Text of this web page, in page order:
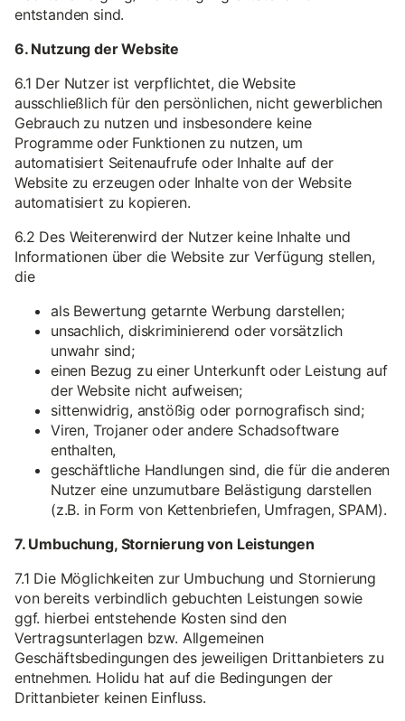
entstanden sind.
6. Nutzung der Website
6.1 Der Nutzer ist verpflichtet, die Website
ausschließlich für den persönlichen, nicht gewerblichen
Gebrauch zu nutzen und insbesondere keine
Programme oder Funktionen zu nutzen, um
automatisiert Seitenaufrufe oder Inhalte auf der
Website zu erzeugen oder Inhalte von der Website
automatisiert zu kopieren.
6.2 Des Weiterenwird der Nutzer keine Inhalte und
Informationen über die Website zur Verfügung stellen,
die
als Bewertung getarnte Werbung darstellen;
unsachlich, diskriminierend oder vorsätzlich
unwahr sind;
einen Bezug zu einer Unterkunft oder Leistung auf
der Website nicht aufweisen;
sittenwidrig, anstößig oder pornografisch sind;
Viren, Trojaner oder andere Schadsoftware
enthalten,
geschäftliche Handlungen sind, die für die anderen
Nutzer eine unzumutbare Belästigung darstellen
(z.B. in Form von Kettenbriefen, Umfragen, SPAM).
7. Umbuchung, Stornierung von Leistungen
7.1 Die Möglichkeiten zur Umbuchung und Stornierung
von bereits verbindlich gebuchten Leistungen sowie
ggf. hierbei entstehende Kosten sind den
Vertragsunterlagen bzw. Allgemeinen
Geschäftsbedingungen des jeweiligen Drittanbieters zu
entnehmen. Holidu hat auf die Bedingungen der
Drittanbieter keinen Einfluss.